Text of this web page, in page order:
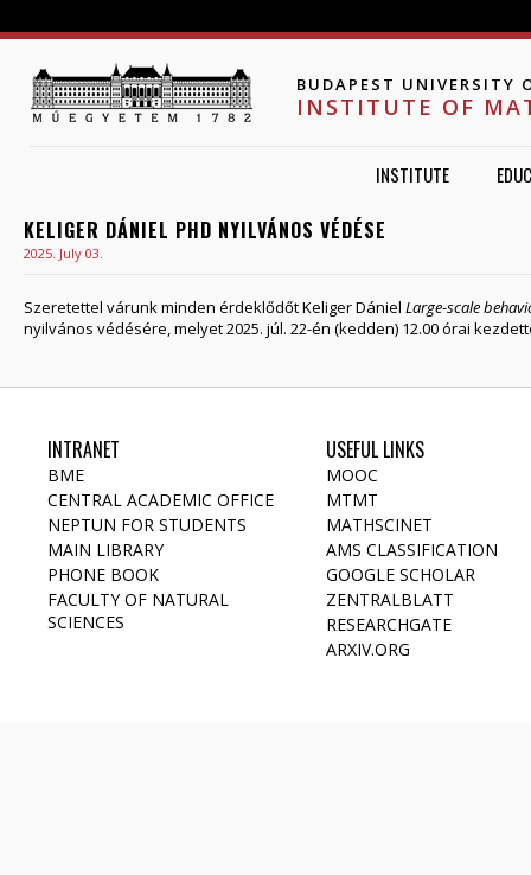
BUDAPEST UNIVERSITY
INSTITUTE OF
INSTITUTE
KELIGER DÁNIEL PHD NYILVÁNOS VÉDÉSE
2025. July 03.
Szeretettel várunk minden érdeklődőt Keliger Dániel Large-scale
nyilvános védésére, melyet 2025. júl. 22-én (kedden) 12.00 órai
INTRANET
BME
CENTRAL ACADEMIC OFFICE
NEPTUN FOR STUDENTS
MAIN LIBRARY
PHONE BOOK
FACULTY OF NATURAL
SCIENCES
USEFUL LINKS
MOOC
MTMT
MATHSCINET
AMS CLASSIFICATION
GOOGLE SCHOLAR
ZENTRALBLATT
RESEARCHGATE
ARXIV.ORG